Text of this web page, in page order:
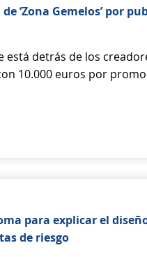
‘Zona Gemelos’ por
está detrás de los
10.000 euros por
para explicar el
de riesgo